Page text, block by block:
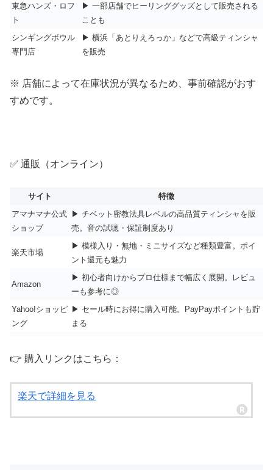
東急ハンズ・ロフ
ト
▶ 一部店舗でヒーリンググッズとして販売される
ことも
シンギングボウル
専門店
▶ 横浜「あとりえろっか」などで高級ティンシャ
を販売
※ 店舗によって在庫状況が異なるため、事前確認がおす
すめです。
✅ 通販（オンライン）
サイト
特徴
アマナマナ公式
ショップ
▶ チベット密教法具レベルの高品質ティンシャを販
売。音の試聴・保証制度あり
楽天市場
▶ 模様入り・無地・ミニサイズなど種類豊富。ポイ
ント還元も魅力
Amazon
▶ 初心者向けからプロ仕様まで幅広く展開。レビュ
ーも参考に◎
Yahoo!ショッピ
ング
▶ セール時にお得に購入可能。PayPayポイントも貯
まる
👉 購入リンクはこちら：
楽天で詳細を見る